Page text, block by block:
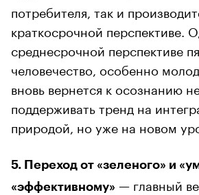
потребителя, так и
краткосрочной перспективе.
среднесрочной перспективе
человечество, особенно
вновь вернется к осознанию
поддерживать тренд на
природой, но уже на новом
5. Переход от «зеленого» и
«эффективному» — главный